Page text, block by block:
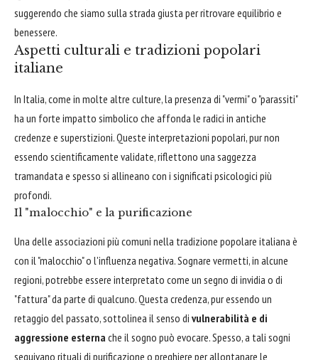
suggerendo che siamo sulla strada giusta per ritrovare equilibrio e
benessere.
Aspetti culturali e tradizioni popolari
italiane
In Italia, come in molte altre culture, la presenza di "vermi" o "parassiti"
ha un forte impatto simbolico che affonda le radici in antiche
credenze e superstizioni. Queste interpretazioni popolari, pur non
essendo scientificamente validate, riflettono una saggezza
tramandata e spesso si allineano con i significati psicologici più
profondi.
Il "malocchio" e la purificazione
Una delle associazioni più comuni nella tradizione popolare italiana è
con il "malocchio" o l'influenza negativa. Sognare vermetti, in alcune
regioni, potrebbe essere interpretato come un segno di invidia o di
"fattura" da parte di qualcuno. Questa credenza, pur essendo un
retaggio del passato, sottolinea il senso di vulnerabilità e di
aggressione esterna che il sogno può evocare. Spesso, a tali sogni
seguivano rituali di purificazione o preghiere per allontanare le